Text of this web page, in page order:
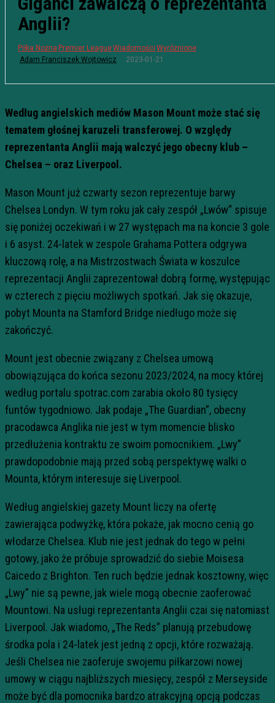
Anglii?
Piłka Nożna Premier LeagueWiadomości Wyróżnione
Adam Franciszek Wojtowicz
2023-01-21
Według angielskich mediów Mason Mount może stać się
tematem głośnej karuzeli transferowej. O względy
reprezentanta Anglii mają walczyć jego obecny klub –
Chelsea – oraz Liverpool.
Mason Mount już czwarty sezon reprezentuje barwy
Chelsea Londyn. W tym roku jak cały zespół „Lwów” spisuje
się poniżej oczekiwań i w 27 występach ma na koncie 3 gole
i 6 asyst. 24-latek w zespole Grahama Pottera odgrywa
kluczową rolę, a na Mistrzostwach Świata w koszulce
reprezentacji Anglii zaprezentował dobrą formę, występując
w czterech z pięciu możliwych spotkań. Jak się okazuje,
pobyt Mounta na Stamford Bridge niedługo może się
zakończyć.
Mount jest obecnie związany z Chelsea umową
obowiązująca do końca sezonu 2023/2024, na mocy której
według portalu spotrac.com zarabia około 80 tysięcy
funtów tygodniowo. Jak podaje „The Guardian”, obecny
pracodawca Anglika nie jest w tym momencie blisko
przedłużenia kontraktu ze swoim pomocnikiem. „Lwy”
prawdopodobnie mają przed sobą perspektywę walki o
Mounta, którym interesuje się Liverpool.
Według angielskiej gazety Mount liczy na ofertę
zawierająca podwyżkę, która pokaże, jak mocno cenią go
włodarze Chelsea. Klub nie jest jednak do tego w pełni
gotowy, jako że próbuje sprowadzić do siebie Moisesa
Caicedo z Brighton. Ten ruch będzie jednak kosztowny, więc
„Lwy” nie są pewne, jak wiele mogą obecnie zaoferować
Mountowi. Na usługi reprezentanta Anglii czai się natomiast
Liverpool. Jak wiadomo, „The Reds” planują przebudowę
środka pola i 24-latek jest jedną z opcji, które rozważają.
Jeśli Chelsea nie zaoferuje swojemu piłkarzowi nowej
umowy w ciągu najbliższych miesięcy, zespół z Merseyside
może być dla pomocnika bardzo atrakcyjną opcją podczas